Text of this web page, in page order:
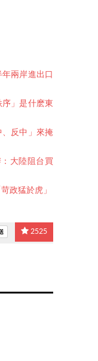
兩岸進出口
」是什麽東
反中」來掩
大陸阻台買
政猛於虎」
2525